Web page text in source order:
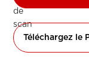
Téléchargez le